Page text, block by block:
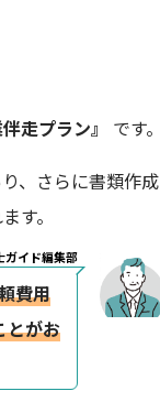
伴走プラン』
です。
、さらに書類作成
す。
ガイド編集部
費用
とがお